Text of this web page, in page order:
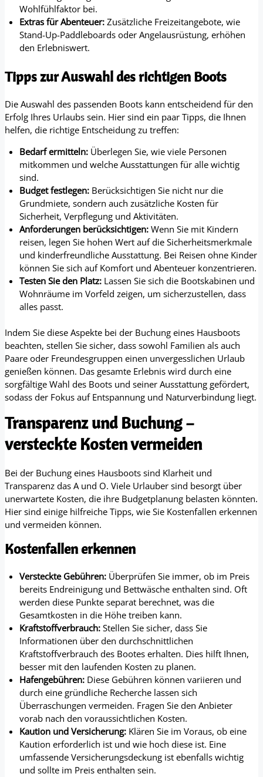
Wohlfühlfaktor bei.
Extras für Abenteuer: Zusätzliche Freizeitangebote, wie
Stand-Up-Paddleboards oder Angelausrüstung, erhöhen
den Erlebniswert.
Tipps zur Auswahl des richtigen Boots
Die Auswahl des passenden Boots kann entscheidend für den
Erfolg Ihres Urlaubs sein. Hier sind ein paar Tipps, die Ihnen
helfen, die richtige Entscheidung zu treffen:
Bedarf ermitteln: Überlegen Sie, wie viele Personen
mitkommen und welche Ausstattungen für alle wichtig
sind.
Budget festlegen: Berücksichtigen Sie nicht nur die
Grundmiete, sondern auch zusätzliche Kosten für
Sicherheit, Verpflegung und Aktivitäten.
Anforderungen berücksichtigen: Wenn Sie mit Kindern
reisen, legen Sie hohen Wert auf die Sicherheitsmerkmale
und kinderfreundliche Ausstattung. Bei Reisen ohne Kinder
können Sie sich auf Komfort und Abenteuer konzentrieren.
Testen Sie den Platz: Lassen Sie sich die Bootskabinen und
Wohnräume im Vorfeld zeigen, um sicherzustellen, dass
alles passt.
Indem Sie diese Aspekte bei der Buchung eines Hausboots
beachten, stellen Sie sicher, dass sowohl Familien als auch
Paare oder Freundesgruppen einen unvergesslichen Urlaub
genießen können. Das gesamte Erlebnis wird durch eine
sorgfältige Wahl des Boots und seiner Ausstattung gefördert,
sodass der Fokus auf Entspannung und Naturverbindung liegt.
Transparenz und Buchung –
versteckte Kosten vermeiden
Bei der Buchung eines Hausboots sind Klarheit und
Transparenz das A und O. Viele Urlauber sind besorgt über
unerwartete Kosten, die ihre Budgetplanung belasten könnten.
Hier sind einige hilfreiche Tipps, wie Sie Kostenfallen erkennen
und vermeiden können.
Kostenfallen erkennen
Versteckte Gebühren: Überprüfen Sie immer, ob im Preis
bereits Endreinigung und Bettwäsche enthalten sind. Oft
werden diese Punkte separat berechnet, was die
Gesamtkosten in die Höhe treiben kann.
Kraftstoffverbrauch: Stellen Sie sicher, dass Sie
Informationen über den durchschnittlichen
Kraftstoffverbrauch des Bootes erhalten. Dies hilft Ihnen,
besser mit den laufenden Kosten zu planen.
Hafengebühren: Diese Gebühren können variieren und
durch eine gründliche Recherche lassen sich
Überraschungen vermeiden. Fragen Sie den Anbieter
vorab nach den voraussichtlichen Kosten.
Kaution und Versicherung: Klären Sie im Voraus, ob eine
Kaution erforderlich ist und wie hoch diese ist. Eine
umfassende Versicherungsdeckung ist ebenfalls wichtig
und sollte im Preis enthalten sein.